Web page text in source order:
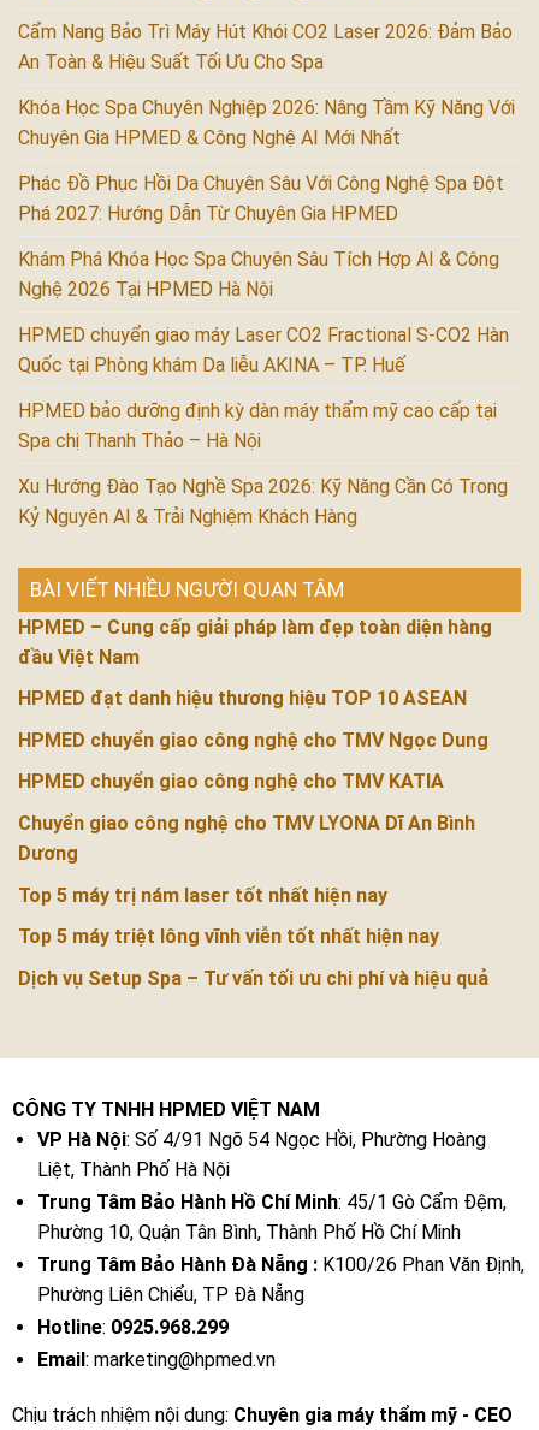
Cẩm Nang Bảo Trì Máy Hút Khói CO2 Laser 2026: Đảm Bảo
An Toàn & Hiệu Suất Tối Ưu Cho Spa
Khóa Học Spa Chuyên Nghiệp 2026: Nâng Tầm Kỹ Năng Với
Chuyên Gia HPMED & Công Nghệ AI Mới Nhất
Phác Đồ Phục Hồi Da Chuyên Sâu Với Công Nghệ Spa Đột
Phá 2027: Hướng Dẫn Từ Chuyên Gia HPMED
Khám Phá Khóa Học Spa Chuyên Sâu Tích Hợp AI & Công
Nghệ 2026 Tại HPMED Hà Nội
HPMED chuyển giao máy Laser CO2 Fractional S-CO2 Hàn
Quốc tại Phòng khám Da liễu AKINA – TP. Huế
HPMED bảo dưỡng định kỳ dàn máy thẩm mỹ cao cấp tại
Spa chị Thanh Thảo – Hà Nội
Xu Hướng Đào Tạo Nghề Spa 2026: Kỹ Năng Cần Có Trong
Kỷ Nguyên AI & Trải Nghiệm Khách Hàng
BÀI VIẾT NHIỀU NGƯỜI QUAN TÂM
HPMED – Cung cấp giải pháp làm đẹp toàn diện hàng
đầu Việt Nam
HPMED đạt danh hiệu thương hiệu TOP 10 ASEAN
HPMED chuyển giao công nghệ cho TMV Ngọc Dung
HPMED chuyển giao công nghệ cho TMV KATIA
Chuyển giao công nghệ cho TMV LYONA Dĩ An Bình
Dương
Top 5 máy trị nám laser tốt nhất hiện nay
Top 5 máy triệt lông vĩnh viễn tốt nhất hiện nay
Dịch vụ Setup Spa – Tư vấn tối ưu chi phí và hiệu quả
CÔNG TY TNHH HPMED VIỆT NAM
VP Hà Nội: Số 4/91 Ngõ 54 Ngọc Hồi, Phường Hoàng
Liệt, Thành Phố Hà Nội
Trung Tâm Bảo Hành Hồ Chí Minh: 45/1 Gò Cẩm Đệm,
Phường 10, Quận Tân Bình, Thành Phố Hồ Chí Minh
Trung Tâm Bảo Hành Đà Nẵng :K100/26 Phan Văn Định,
Phường Liên Chiểu, TP Đà Nẵng
Hotline: 0925.968.299
Email: marketing@hpmed.vn
Chịu trách nhiệm nội dung: Chuyên gia máy thẩm mỹ - CEO